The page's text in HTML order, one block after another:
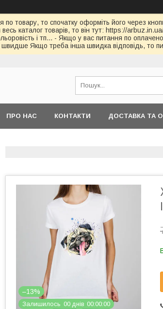
товару, то спочатку оформіть його через
каталог товарів, то він тут: https://
і тп... - Якщо у вас питання по
Якщо треба інша швидка відповідь, то
ПРО НАС КОНТАКТИ ДОСТАВКА ТА
–13%
Залишилось 00 днів 00 00 00